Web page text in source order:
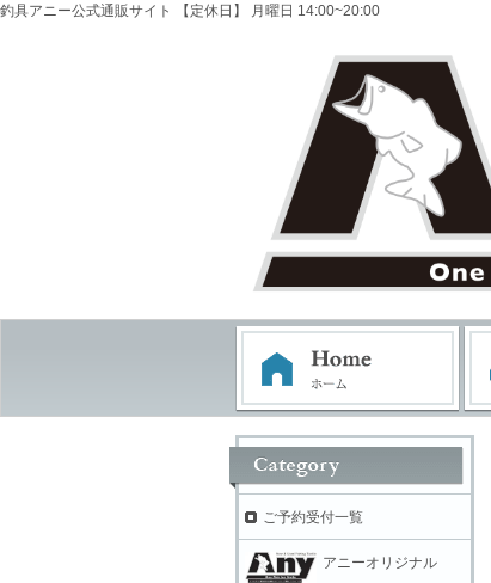
釣具アニー公式通販サイト 【定休日】 月曜日 14:00~20:00
ご予約受付一覧
アニーオリジナル